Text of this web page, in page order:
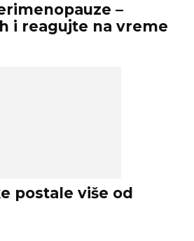
–
i reagujte na vreme
postale više od